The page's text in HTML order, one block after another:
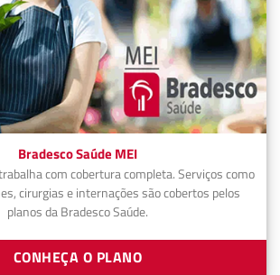
Bradesco Saúde MEI
com cobertura completa. Serviços como
cirurgias e internações são cobertos pelos
planos da Bradesco Saúde.
CONHEÇA O PLANO